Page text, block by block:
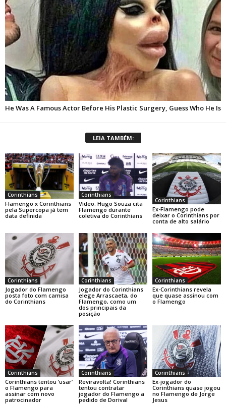
LEIA TAMBÉM:
Corinthians
Flamengo x Corinthians
pela Supercopa já tem
data definida
Corinthians
Vídeo: Hugo Souza cita
Flamengo durante
coletiva do Corinthians
Corinthians
Ex-Flamengo pode
deixar o Corinthians por
conta de alto salário
Corinthians
Jogador do Flamengo
posta foto com camisa
do Corinthians
Corinthians
Jogador do Corinthians
elege Arrascaeta, do
Flamengo, como um
dos principais da
posição
Corinthians
Ex-Corinthians revela
que quase assinou com
o Flamengo
Corinthians
Corinthians tentou ‘usar’
o Flamengo para
assinar com novo
patrocinador
Corinthians
Reviravolta! Corinthians
tentou contratar
jogador do Flamengo a
pedido de Dorival
Corinthians
Ex-jogador do
Corinthians quase jogou
no Flamengo de Jorge
Jesus